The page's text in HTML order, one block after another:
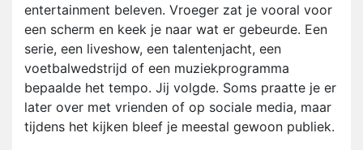
entertainment beleven. Vroeger zat je vooral voor
een scherm en keek je naar wat er gebeurde. Een
serie, een liveshow, een talentenjacht, een
voetbalwedstrijd of een muziekprogramma
bepaalde het tempo. Jij volgde. Soms praatte je er
later over met vrienden of op sociale media, maar
tijdens het kijken bleef je meestal gewoon publiek.